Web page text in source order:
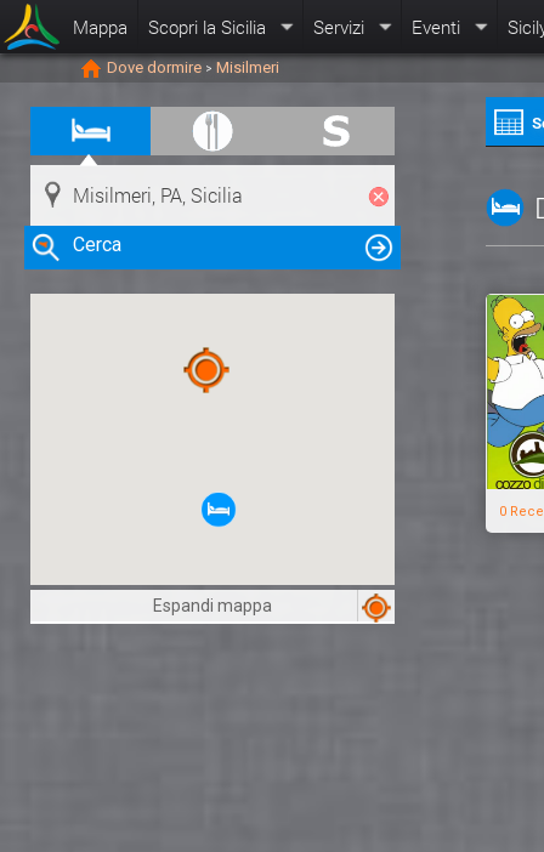
Mappa Scopri la Sicilia Servizi Eventi
Dove dormire > Misilmeri
Cerca
Clicca su una risorsa nella mappa
Espandi mappa
0